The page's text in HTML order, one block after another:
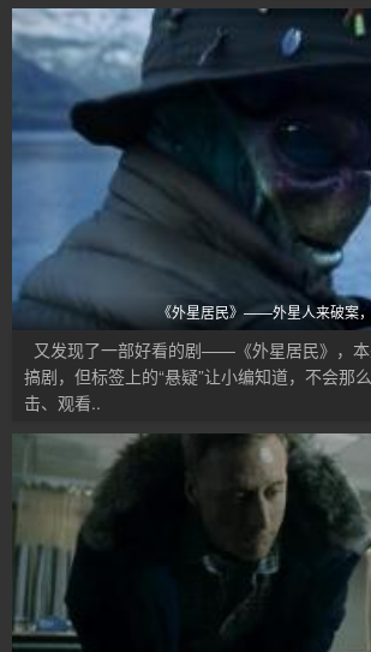
《外星居民》——外星人来破案
又发现了一部好看的剧——《外星居民》，
搞剧，但标签上的“悬疑”让小编知道，不会那
击、观看..